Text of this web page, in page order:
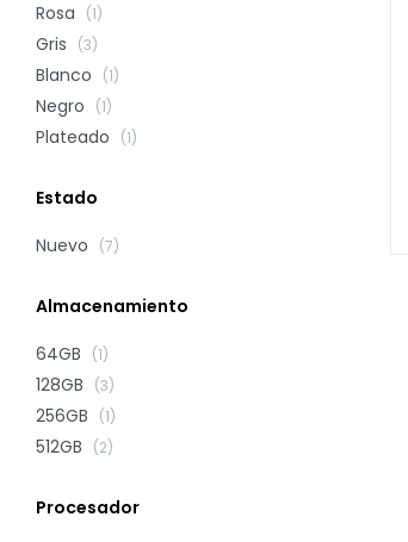
Rosa
(1)
Gris (3)
Blanco (1)
Negro (1)
Plateado (1)
Estado
Nuevo
(7)
Almacenamiento
64GB
(1)
128GB (3)
256GB (1)
512GB (2)
Procesador